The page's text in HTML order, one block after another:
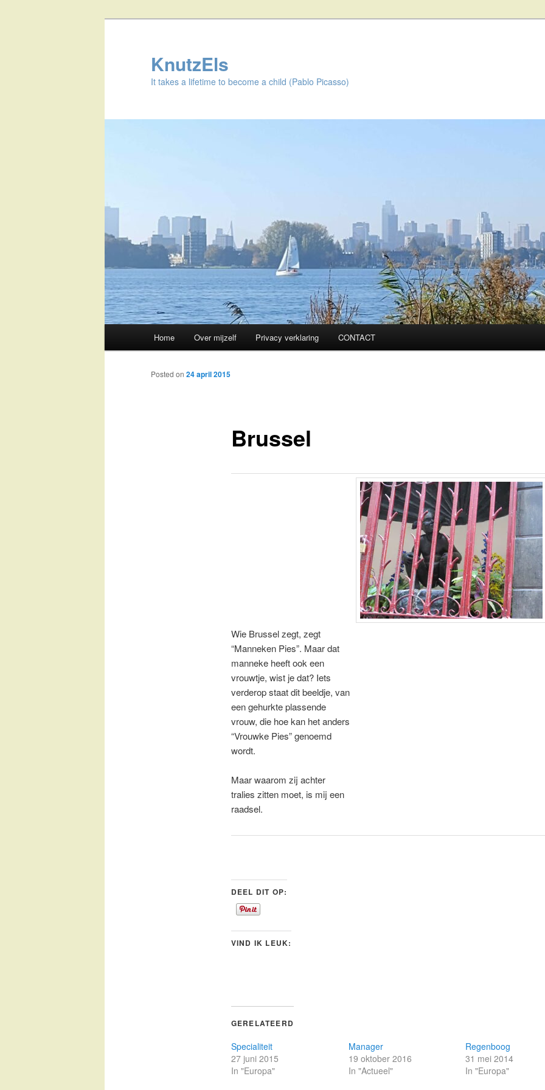
KnutzEls
It takes a lifetime to become a child (Pablo Picasso)
Skip
to
Home Over mijzelf Privacy verklaring CONTACT
Brussel
Posted on 24 april 2015
Wie Brussel zegt, zegt
“Manneken Pies”. Maar dat
manneke heeft ook een
vrouwtje, wist je dat? Iets
verderop staat dit beeldje, van
een gehurkte plassende
vrouw, die hoe kan het anders
“Vrouwke Pies” genoemd
wordt.
Maar waarom zij achter
tralies zitten moet, is mij een
raadsel.
DEEL DIT OP:
VIND IK LEUK:
GERELATEERD
Specialiteit
27 juni 2015
In "Europa"
Manager
19 oktober 2016
In "Actueel"
Regenboog
31 mei 2014
In "Europa"